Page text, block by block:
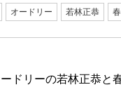
オードリー 若林正恭
ドリーの若林正恭と